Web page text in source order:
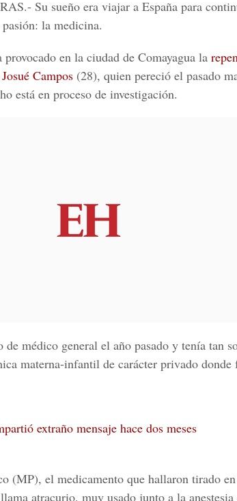
- Su sueño era viajar a España para
la medicina.
en la ciudad de Comayagua la
Campos (28), quien pereció el pasado
está en proceso de investigación.
de médico general el año pasado y tenía tan
materna-infantil de carácter privado donde
extraño mensaje hace dos meses
(MP), el medicamento que hallaron tirado
atracurio, muy usado junto a la anestesia